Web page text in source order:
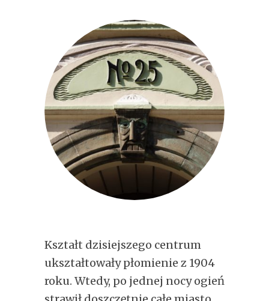
Kształt dzisiejszego centrum
ukształtowały płomienie z 1904
roku. Wtedy, po jednej nocy ogień